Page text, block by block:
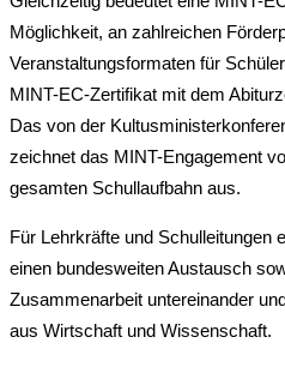
Möglichkeit, an zahlreichen
Veranstaltungsformaten für
MINT-EC-Zertifikat mit dem
Das von der
zeichnet das MINT-Engagement
gesamten Schullaufbahn aus.
Für Lehrkräfte und Schulleitungen
einen bundesweiten Austausch
Zusammenarbeit untereinander
aus Wirtschaft und Wissenschaft.